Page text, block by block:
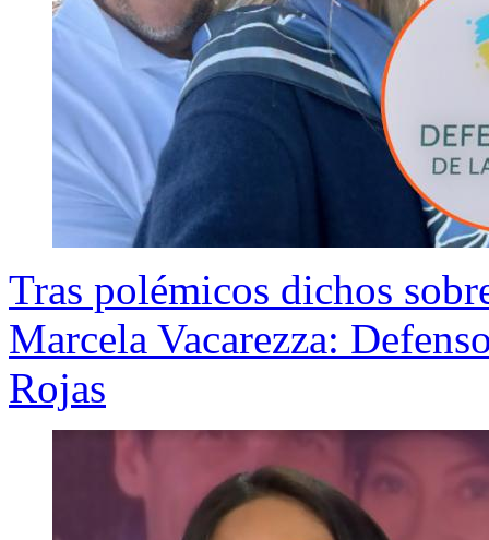
Tras polémicos dichos
Marcela Vacarezza:
Rojas